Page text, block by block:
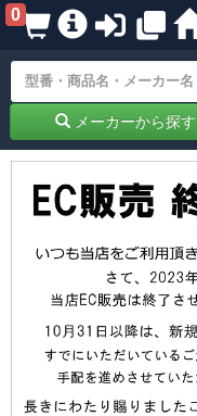
0
メーカーから探す